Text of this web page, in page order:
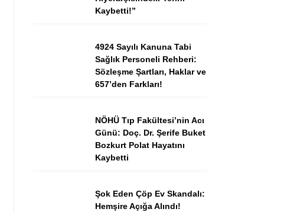
Kaybetti!”
4924 Sayılı Kanuna Tabi
Sağlık Personeli Rehberi:
Sözleşme Şartları, Haklar ve
657’den Farkları!
NÖHÜ Tıp Fakültesi’nin Acı
Günü: Doç. Dr. Şerife Buket
Bozkurt Polat Hayatını
Kaybetti
Şok Eden Çöp Ev Skandalı:
Hemşire Açığa Alındı!